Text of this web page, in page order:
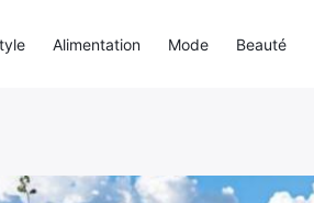
Alimentation Mode Beauté